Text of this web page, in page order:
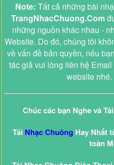
Note: Tất cả những bài
TrangNhacChuong.Com
những nguồn khác nhau -
Website. Do đó, chúng tôi
về vấn đề bản quyền, nếu
tác giả vui lòng liên hệ
website
Chúc các bạn Nghe và
Tải Nhạc Chuông Hay Nhất
toàn